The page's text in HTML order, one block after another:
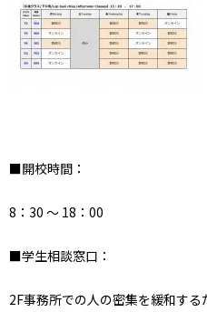
■開校時間：
8：30 ～ 18：00
■学生相談窓口：
2F事務所での人の密集を緩和す